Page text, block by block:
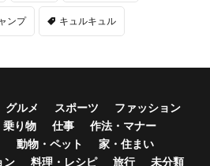
ンプ キュルキュル
グルメ スポーツ
ファッション
乗り物 仕事
作法・マナー
動物・ペット
家・住まい
ン
料理・レシピ 旅行 未分類